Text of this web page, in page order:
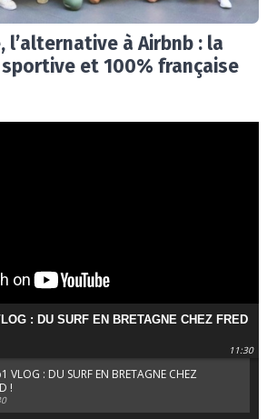
l’alternative à Airbnb : la
et 100% française
: DU SURF EN BRETAGNE CHEZ FRED
11:30
VLOG : DU SURF EN BRETAGNE CHEZ
!